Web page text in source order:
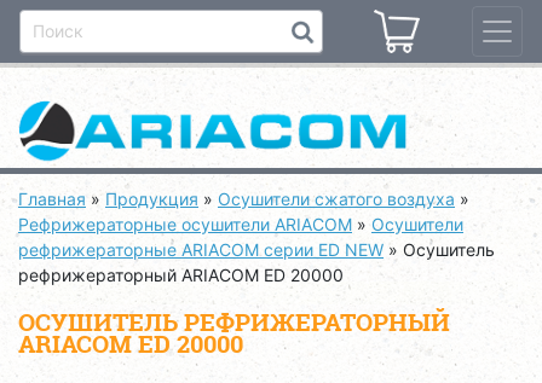
Главная » Продукция » Осушители сжатого воздуха »
Рефрижераторные осушители ARIACOM » Осушители
рефрижераторные ARIACOM серии ED NEW » Осушитель
рефрижераторный ARIACOM ED 20000
ОСУШИТЕЛЬ РЕФРИЖЕРАТОРНЫЙ
ARIACOM ED 20000